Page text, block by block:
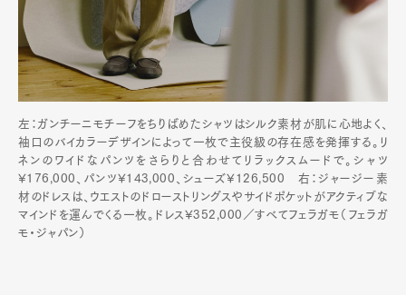
左：ガンチーニモチーフをちりばめたシャツはシルク素材が肌に心地よく、
袖口のバイカラーデザインによって一枚で主役級の存在感を発揮する。リ
ネンのワイドなパンツをさらりと合わせてリラックスムードで。シャツ
¥176,000、パンツ¥143,000、シューズ¥126,500 右：ジャージー素
材のドレスは、ウエストのドローストリングスやサイドポケットがアクティブな
マインドを運んでくる一枚。ドレス¥352,000／すべてフェラガモ（フェラガ
モ・ジャパン）